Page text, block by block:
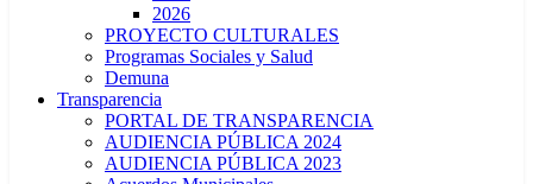
2026
PROYECTO CULTURALES
Programas Sociales y Salud
Demuna
Transparencia
PORTAL DE TRANSPARENCIA
AUDIENCIA PÚBLICA 2024
AUDIENCIA PÚBLICA 2023